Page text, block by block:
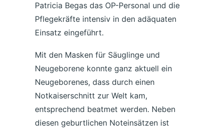
Patricia Begas das OP-Personal und die
Pflegekräfte intensiv in den adäquaten
Einsatz eingeführt.
Mit den Masken für Säuglinge und
Neugeborene konnte ganz aktuell ein
Neugeborenes, dass durch einen
Notkaiserschnitt zur Welt kam,
entsprechend beatmet werden. Neben
diesen geburtlichen Noteinsätzen ist